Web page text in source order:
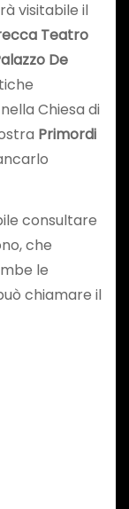
visitabile il
Teatro
De
Chiesa di
Primordi
consultare
che
le
chiamare il